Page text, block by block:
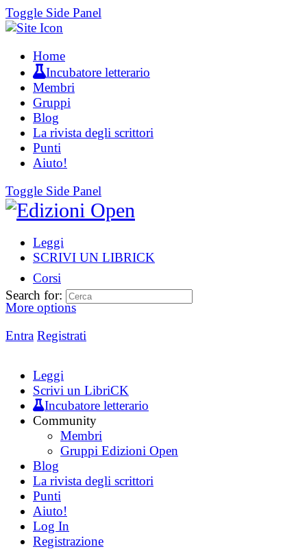
Toggle Side Panel
Home
Incubatore letterario
Membri
Gruppi
Blog
La rivista degli scrittori
Punti
Aiuto!
Toggle Side Panel
Leggi
SCRIVI UN LIBRICK
Corsi
More options
Entra Registrati
Search for:
Leggi
Scrivi un LibriCK
Incubatore letterario
Community
Membri
Gruppi Edizioni Open
Blog
La rivista degli scrittori
Punti
Aiuto!
Log In
Registrazione